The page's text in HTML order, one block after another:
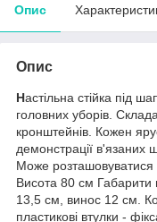
Опис
Опис
Настільна стійка під
головних уборів.
кронштейнів. Кожен
демонстрації в'язаних
Може розташовуватися
Висота 80 см Габарити
13,5 см, винос 12 см.
пластикові втулки -